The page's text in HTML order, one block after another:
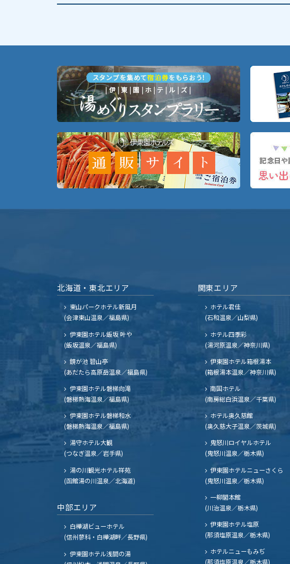
北海道・東北エリア
東山パークホテル新風月
(会津東山温泉／福島県)
伊東園ホテル飯坂 叶や
(飯坂温泉／福島県)
鏡が池 碧山亭
(あだたら高原岳温泉／福島県)
伊東園ホテル磐梯向滝
(磐梯熱海温泉／福島県)
伊東園ホテル磐梯和水
(磐梯熱海温泉／福島県)
湯守ホテル大観
(つなぎ温泉／岩手県)
湯の川観光ホテル祥苑
(函館湯の川温泉／北海道)
中部エリア
白樺湖ビューホテル
(信州蓼科・白樺湖畔／長野県)
伊東園ホテル浅間の湯
関東エリア
ホテル君佳
(石和温泉／山梨県)
ホテル四季彩
(湯河原温泉／神奈川県)
伊東園ホテル箱根湯本
(箱根湯本温泉／神奈川県)
南国ホテル
(南房総白浜温泉／千葉県)
ホテル奥久慈館
(奥久慈大子温泉／茨城県)
鬼怒川ロイヤルホテル
(鬼怒川温泉／栃木県)
伊東園ホテルニューさくら
(鬼怒川温泉／栃木県)
一柳閣本館
(川治温泉／栃木県)
伊東園ホテル塩原
(那須塩原温泉／栃木県)
ホテルニューもみぢ
(那須塩原温泉／栃木県)